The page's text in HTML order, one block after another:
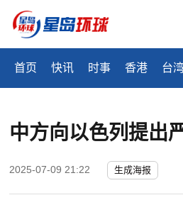
首页 快讯 时事 香港 台
中方向以色列提出
2025-07-09 21:22 生成海报